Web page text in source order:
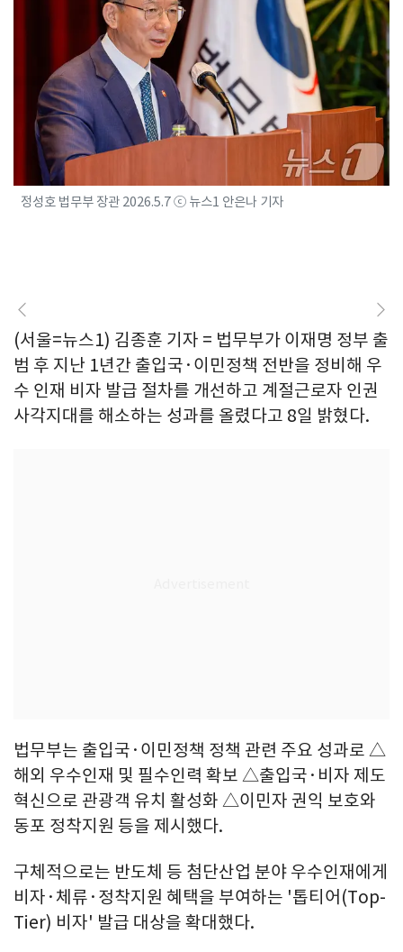
정성호 법무부 장관 2026.5.7 ⓒ 뉴스1 안은나 기자
(서울=뉴스1) 김종훈 기자 = 법무부가 이재명 정부 출
범 후 지난 1년간 출입국·이민정책 전반을 정비해 우
수 인재 비자 발급 절차를 개선하고 계절근로자 인권
사각지대를 해소하는 성과를 올렸다고 8일 밝혔다.
법무부는 출입국·이민정책 정책 관련 주요 성과로 △
해외 우수인재 및 필수인력 확보 △출입국·비자 제도
혁신으로 관광객 유치 활성화 △이민자 권익 보호와
동포 정착지원 등을 제시했다.
구체적으로는 반도체 등 첨단산업 분야 우수인재에게
비자·체류·정착지원 혜택을 부여하는 '톱티어(Top-
Tier) 비자' 발급 대상을 확대했다.